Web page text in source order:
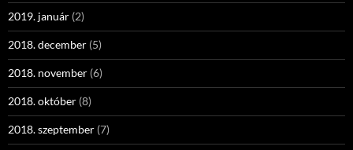
2019. január (2)
2018. december (5)
2018. november (6)
2018. október (8)
2018. szeptember (7)